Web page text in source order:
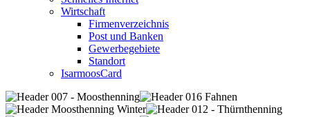
Wirtschaft
Firmenverzeichnis
Post und Banken
Gewerbegebiete
Standort
IsarmoosCard